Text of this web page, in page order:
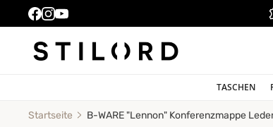
TASCHEN
Startseite B-WARE "Lennon" Konferenzmappe